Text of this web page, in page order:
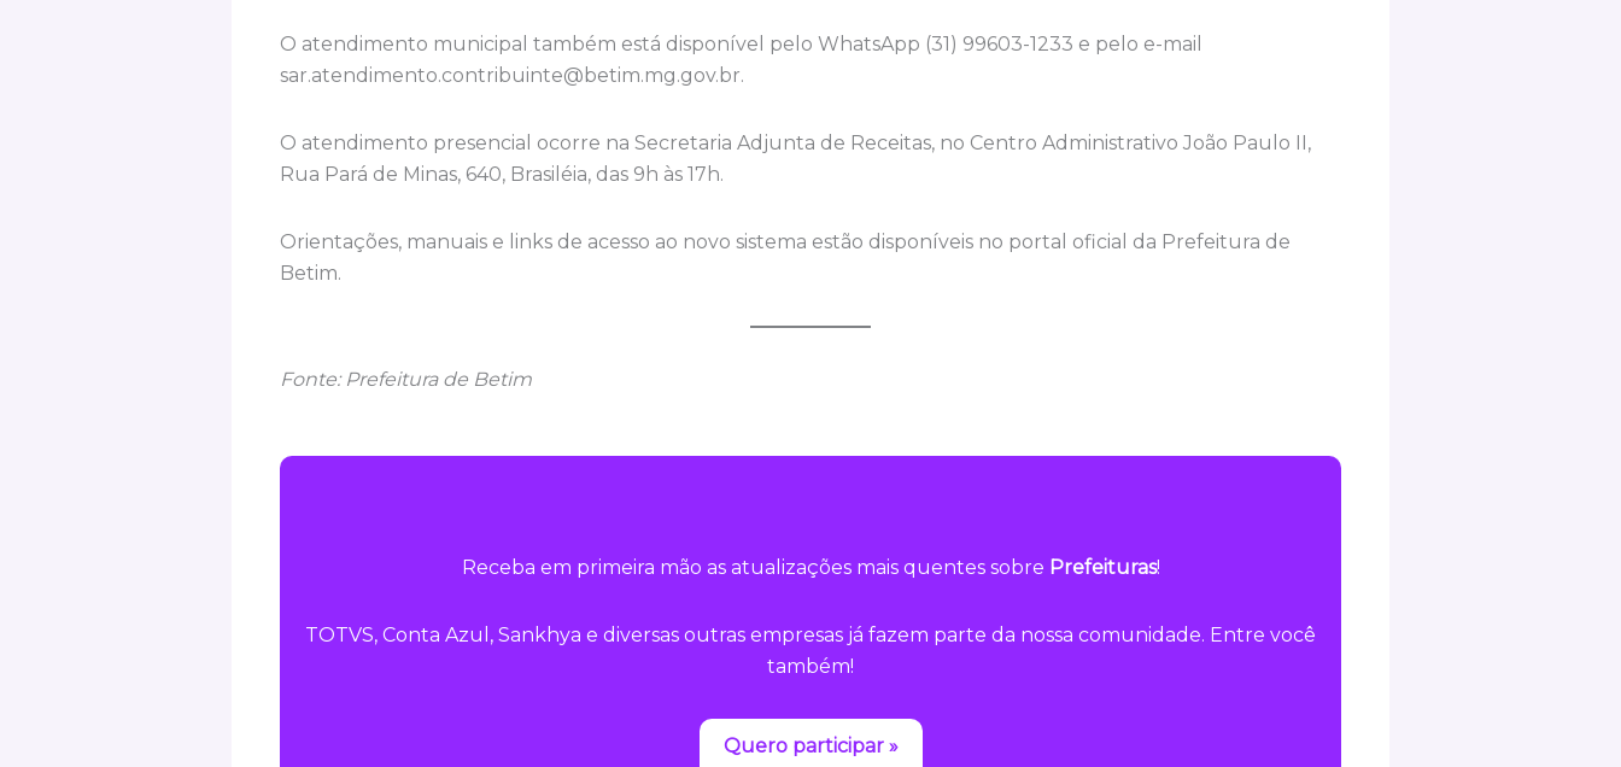
O atendimento municipal também está disponível pelo WhatsApp (31) 99603-1233 e pelo e-mail
sar.atendimento.contribuinte@betim.mg.gov.br.
O atendimento presencial ocorre na Secretaria Adjunta de Receitas, no Centro Administrativo João Paulo II,
Rua Pará de Minas, 640, Brasiléia, das 9h às 17h.
Orientações, manuais e links de acesso ao novo sistema estão disponíveis no portal oficial da Prefeitura de
Betim.
Fonte: Prefeitura de Betim
Receba em primeira mão as atualizações mais quentes sobre Prefeituras!
TOTVS, Conta Azul, Sankhya e diversas outras empresas já fazem parte da nossa comunidade. Entre você
também!
Quero participar »